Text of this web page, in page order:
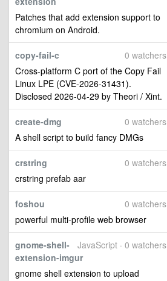
Patches that add extension support to
chromium on Android.
0 watchers
copy-fail-c
Cross-platform C port of the Copy Fail
Linux LPE (CVE-2026-31431).
Disclosed 2026-04-29 by Theori / Xint.
0 watchers
create-dmg
A shell script to build fancy DMGs
0 watchers
crstring
crstring prefab aar
0 watchers
foshou
powerful multi-profile web browser
JavaScript · 0 watchers
gnome-shell-
extension-imgur
gnome shell extension to upload